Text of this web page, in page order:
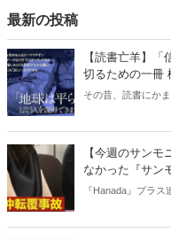
最新の投稿
【読書亡羊】
切るための一冊 松村一志『科学否定論はなぜ人を惹きつけ
るのか』（ちく
その昔、読書にか
ある。元月刊『
書評！
【今週のサン
なかった『サン
『Hanada』プラ